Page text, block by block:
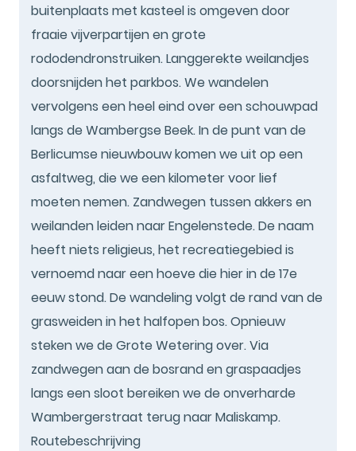
buitenplaats met kasteel is omgeven door
fraaie vijverpartijen en grote
rododendronstruiken. Langgerekte weilandjes
doorsnijden het parkbos. We wandelen
vervolgens een heel eind over een schouwpad
langs de Wambergse Beek. In de punt van de
Berlicumse nieuwbouw komen we uit op een
asfaltweg, die we een kilometer voor lief
moeten nemen. Zandwegen tussen akkers en
weilanden leiden naar Engelenstede. De naam
heeft niets religieus, het recreatiegebied is
vernoemd naar een hoeve die hier in de 17e
eeuw stond. De wandeling volgt de rand van de
grasweiden in het halfopen bos. Opnieuw
steken we de Grote Wetering over. Via
zandwegen aan de bosrand en graspaadjes
langs een sloot bereiken we de onverharde
Wambergerstraat terug naar Maliskamp.
Routebeschrijving